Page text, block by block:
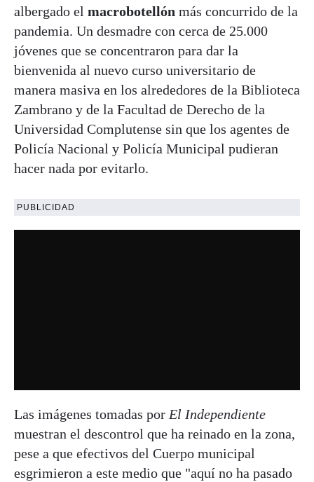
albergado el macrobotellón más concurrido de la
pandemia. Un desmadre con cerca de 25.000
jóvenes que se concentraron para dar la
bienvenida al nuevo curso universitario de
manera masiva en los alrededores de la Biblioteca
Zambrano y de la Facultad de Derecho de la
Universidad Complutense sin que los agentes de
Policía Nacional y Policía Municipal pudieran
hacer nada por evitarlo.
PUBLICIDAD
Las imágenes tomadas por El Independiente
muestran el descontrol que ha reinado en la zona,
pese a que efectivos del Cuerpo municipal
esgrimieron a este medio que "aquí no ha pasado